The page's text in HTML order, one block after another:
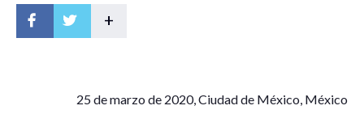
+
25 de marzo de 2020, Ciudad de México, México